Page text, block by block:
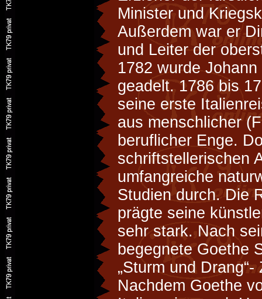
Minister und
Außerdem war er
und Leiter der
1782 wurde
geadelt. 1786 bis
seine erste
aus menschlicher
beruflicher Enge.
schriftstellerischen
umfangreiche
Studien durch. Die
prägte seine
sehr stark. Nach
begegnete Goethe
„Sturm und
Nachdem Goethe